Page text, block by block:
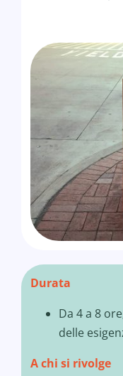
Durata
Da 4 a 8
delle
A chi si rivolge